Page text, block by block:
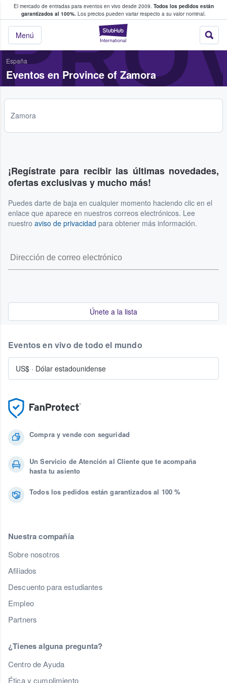
El mercado de entradas para eventos en vivo desde 2009. Todos los pedidos están
garantizados al 100%. Los precios pueden variar respecto a su valor nominal.
StubHub:
Menú
y venta de entradas entre fans
España
Eventos en Province of Zamora
Zamora
¡Regístrate para recibir las últimas novedades,
ofertas exclusivas y mucho más!
Puedes darte de baja en cualquier momento haciendo clic en el
enlace que aparece en nuestros correos electrónicos. Lee
nuestro aviso de privacidad para obtener más información.
Únete a la lista
Compra y vende con seguridad
Un Servicio de Atención al Cliente que te acompaña
hasta tu asiento
Todos los pedidos están garantizados al 100 %
Nuestra compañía
Sobre nosotros
Afiliados
Descuento para estudiantes
Empleo
Partners
¿Tienes alguna pregunta?
Centro de Ayuda
Ética y cumplimiento
Eventos en vivo de todo el mundo
US$ · Dólar estadounidense